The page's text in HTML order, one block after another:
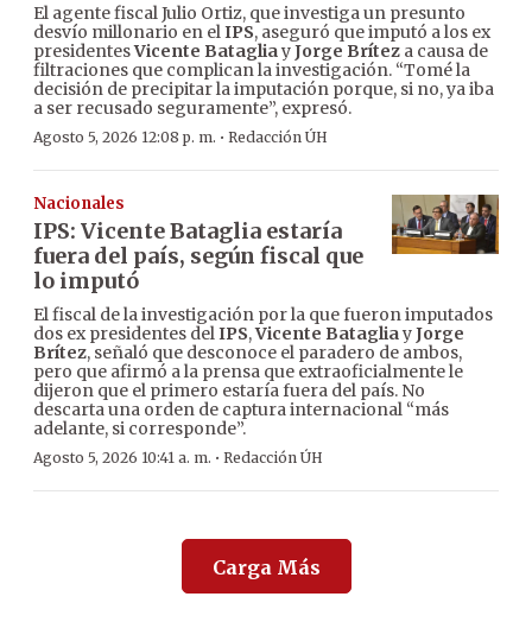
El agente fiscal Julio Ortiz, que investiga un presunto
desvío millonario en elIPS, aseguró que imputó a los ex
presidentesVicente BatagliayJorge Brítez a causa de
filtraciones que complican la investigación. “Tomé la
decisión de precipitar la imputación porque, si no, ya iba
a ser recusado seguramente”, expresó.
Agosto 5, 2026 12:08 p. m. · Redacción ÚH
Nacionales
IPS: Vicente Bataglia estaría
fuera del país, según fiscal que
lo imputó
El fiscal de la investigación por la que fueron imputados
dos ex presidentes delIPS,Vicente BatagliayJorge
Brítez, señaló que desconoce el paradero de ambos,
pero que afirmó a la prensa que extraoficialmente le
dijeron que el primero estaría fuera del país. No
descarta una orden de captura internacional “más
adelante, si corresponde”.
Agosto 5, 2026 10:41 a. m. · Redacción ÚH
Carga Más